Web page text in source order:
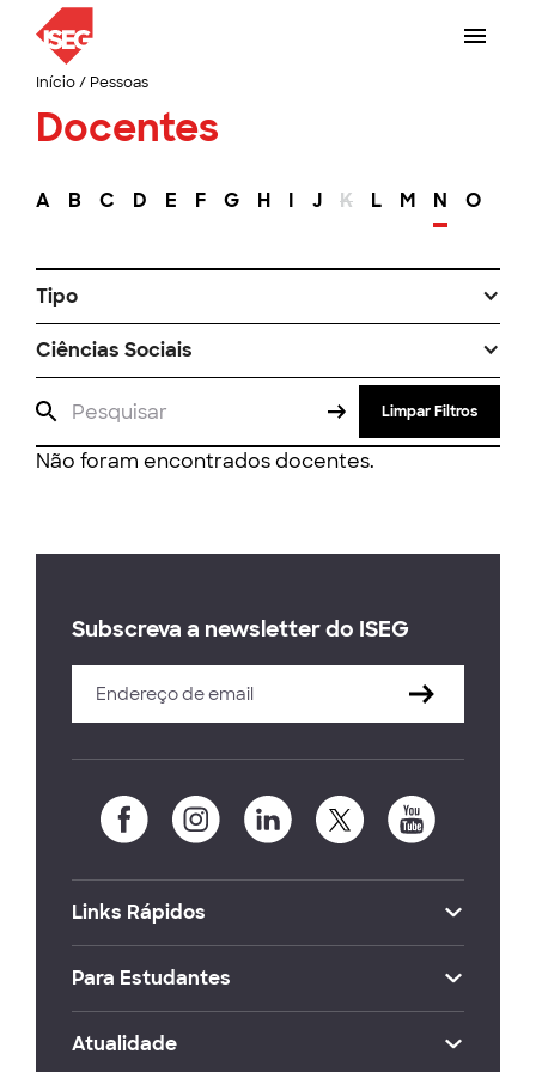
Início/ Pessoas
Docentes
A B C D E F G H I J K L M N O
Tipo
Ciências Sociais
Limpar Filtros
Não foram encontrados docentes.
Subscreva a newsletter do ISEG
Links Rápidos
Para Estudantes
Atualidade